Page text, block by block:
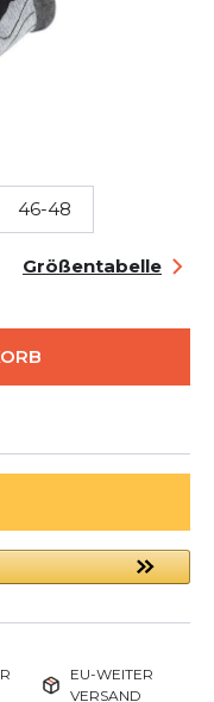
46-48
Größentabelle
EU-WEITER
VERSAND